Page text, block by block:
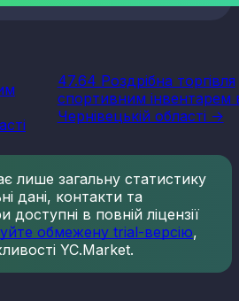
47.64 Роздрібна торгівля
спортивним інвентарем
Чернівецькій області ->
лише загальну статистику
дані, контакти та
доступні в повній ліцензії
обмежену trial-версію,
YC.Market.